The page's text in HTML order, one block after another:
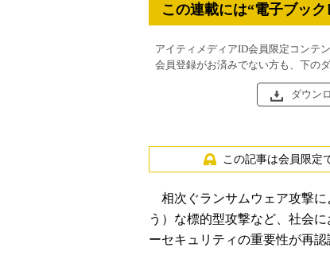
この連載には“電子ブッ
アイティメディアID会員限定コンテ
会員登録がお済みでない方も、下の
ダウン
この記事は会員限定
相次ぐランサムウェア攻撃に
う）な標的型攻撃など、社会
ーセキュリティの重要性が再認